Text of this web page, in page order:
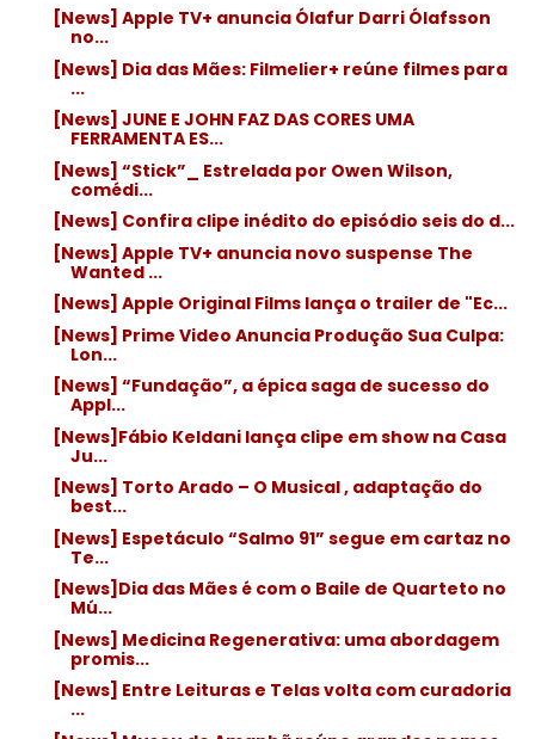
[News] Apple TV+ anuncia Ólafur Darri Ólafsson
no...
[News] Dia das Mães: Filmelier+ reúne filmes para
...
[News] JUNE E JOHN FAZ DAS CORES UMA
FERRAMENTA ES...
[News] “Stick”_ Estrelada por Owen Wilson,
comédi...
[News] Confira clipe inédito do episódio seis do d...
[News] Apple TV+ anuncia novo suspense The
Wanted ...
[News] Apple Original Films lança o trailer de "Ec...
[News] Prime Video Anuncia Produção Sua Culpa:
Lon...
[News] “Fundação”, a épica saga de sucesso do
Appl...
[News]Fábio Keldani lança clipe em show na Casa
Ju...
[News] Torto Arado – O Musical , adaptação do
best...
[News] Espetáculo “Salmo 91” segue em cartaz no
Te...
[News]Dia das Mães é com o Baile de Quarteto no
Mú...
[News] Medicina Regenerativa: uma abordagem
promis...
[News] Entre Leituras e Telas volta com curadoria
...